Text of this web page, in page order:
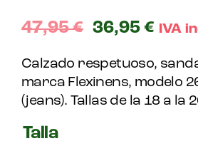
47,95€ 36,95 € IVA
Calzado respetuoso,
marca Flexinens, modelo
(jeans). Tallas de la 18 a la
Talla